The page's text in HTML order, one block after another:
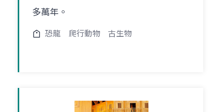
多萬年。
恐龍 爬行動物 古生物